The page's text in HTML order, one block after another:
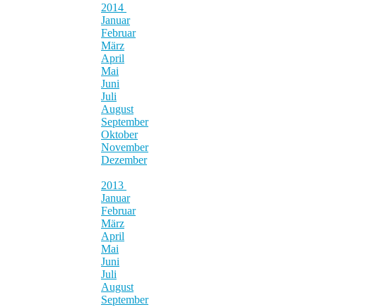
2014
Januar
Februar
März
April
Mai
Juni
Juli
August
September
Oktober
November
Dezember
2013
Januar
Februar
März
April
Mai
Juni
Juli
August
September